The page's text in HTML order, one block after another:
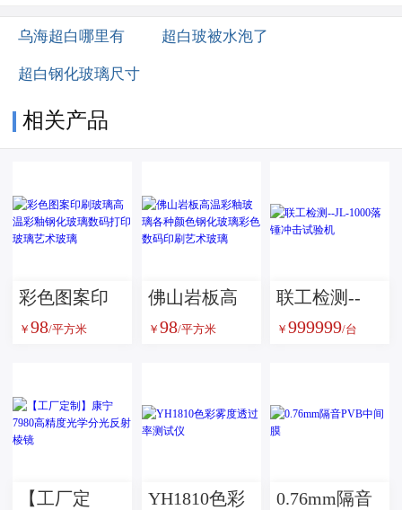
乌海超白哪里有 超白玻被水泡了
超白钢化玻璃尺寸
相关产品
彩色图案印
刷玻璃高温
玻璃艺术玻
￥ 98/平方米
佛山岩板高
温彩釉玻璃
数码印刷艺
￥ 98/平方米
联工检测--
JL-1000落锤
￥ 999999/台
【工厂定 YH1810色彩 0.76mm隔音